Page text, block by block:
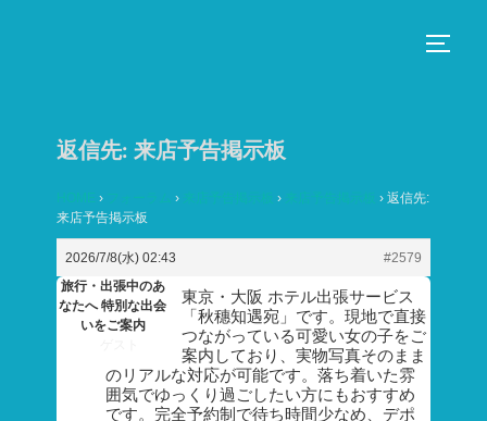
返信先: 来店予告掲示板
HOME › フォーラム › 来店予告掲示板 › 来店予告掲示板 › 返信先:
来店予告掲示板
2026/7/8(水) 02:43
#2579
旅行・出張中のあ
なたへ 特別な出会
いをご案内
東京・大阪 ホテル出張サービス
「秋穗知遇宛」です。現地で直接
つながっている可愛い女の子をご
案内しており、実物写真そのまま
のリアルな対応が可能です。落ち着いた雰
囲気でゆっくり過ごしたい方にもおすすめ
です。完全予約制で待ち時間少なめ、デポ